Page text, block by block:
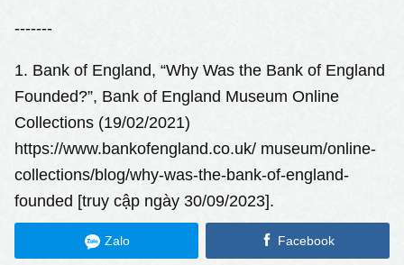
-------
1. Bank of England, “Why Was the Bank of England
Founded?”, Bank of England Museum Online
Collections (19/02/2021)
https://www.bankofengland.co.uk/ museum/online-
collections/blog/why-was-the-bank-of-england-
founded [truy cập ngày 30/09/2023].
Zalo Facebook